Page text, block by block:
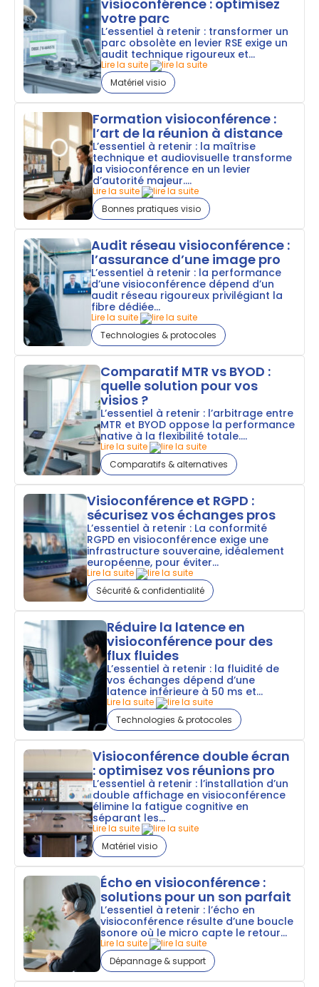
visioconférence : optimisez
votre parc
L’essentiel à retenir : transformer un
parc obsolète en levier RSE exige un
audit technique rigoureux et...
Lire la suite
Matériel visio
Formation visioconférence :
l’art de la réunion à distance
L’essentiel à retenir : la maîtrise
technique et audiovisuelle transforme
la visioconférence en un levier
d’autorité majeur....
Lire la suite
Bonnes pratiques visio
Audit réseau visioconférence :
l’assurance d’une image pro
L’essentiel à retenir : la performance
d’une visioconférence dépend d’un
audit réseau rigoureux privilégiant la
fibre dédiée...
Lire la suite
Technologies & protocoles
Comparatif MTR vs BYOD :
quelle solution pour vos
visios ?
L’essentiel à retenir : l’arbitrage entre
MTR et BYOD oppose la performance
native à la flexibilité totale....
Lire la suite
Comparatifs & alternatives
Visioconférence et RGPD :
sécurisez vos échanges pros
L’essentiel à retenir : La conformité
RGPD en visioconférence exige une
infrastructure souveraine, idéalement
européenne, pour éviter...
Lire la suite
Sécurité & confidentialité
Réduire la latence en
visioconférence pour des
flux fluides
L’essentiel à retenir : la fluidité de
vos échanges dépend d’une
latence inférieure à 50 ms et...
Lire la suite
Technologies & protocoles
Visioconférence double écran
: optimisez vos réunions pro
L’essentiel à retenir : l’installation d’un
double affichage en visioconférence
élimine la fatigue cognitive en
séparant les...
Lire la suite
Matériel visio
Écho en visioconférence :
solutions pour un son parfait
L’essentiel à retenir : l’écho en
visioconférence résulte d’une boucle
sonore où le micro capte le retour...
Lire la suite
Dépannage & support